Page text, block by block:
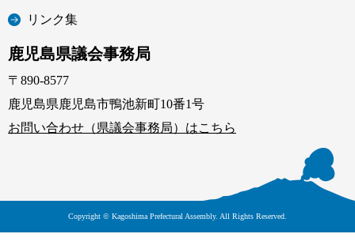
リンク集
鹿児島県議会事務局
〒890-8577
鹿児島県鹿児島市鴨池新町10番1号
お問い合わせ（県議会事務局）はこちら
Copyright © Kagoshima Prefectural Assembly. All Rights Reserved.